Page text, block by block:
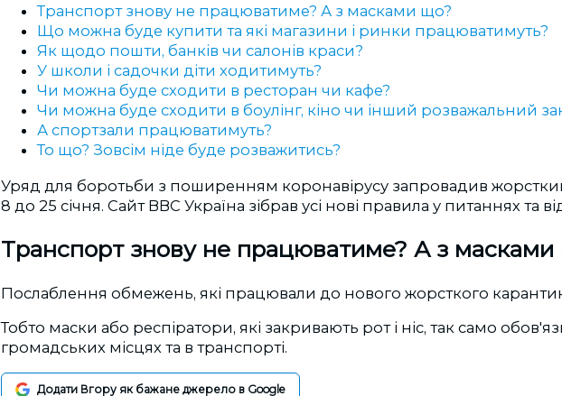
Транспорт знову не працюватиме? А з масками що?
Що можна буде купити та які магазини і ринки працюватимуть?
Як щодо пошти, банків чи салонів краси?
У школи і садочки діти ходитимуть?
Чи можна буде сходити в ресторан чи кафе?
Чи можна буде сходити в боулінг, кіно чи інший розважальний
А спортзали працюватимуть?
То що? Зовсім ніде буде розважитись?
Уряд для боротьби з поширенням коронавірусу запровадив
8 до 25 січня. Сайт ВВС Україна зібрав усі нові правила у питаннях та
Транспорт знову не працюватиме? А з
Послаблення обмежень, які працювали до нового жорсткого
Тобто маски або респіратори, які закривають рот і ніс, так само
громадських місцях та в транспорті.
Додати Вгору як бажане джерело в Google